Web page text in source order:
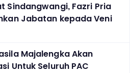
Sindangwangi, Fazri Pria
Jabatan kepada Veni
Majalengka Akan
Untuk Seluruh PAC